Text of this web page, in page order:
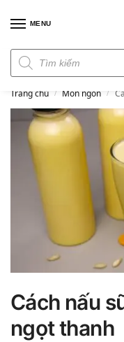
MENU
Trang chủ / Món ngon /
Cách nấu
ngọt thanh